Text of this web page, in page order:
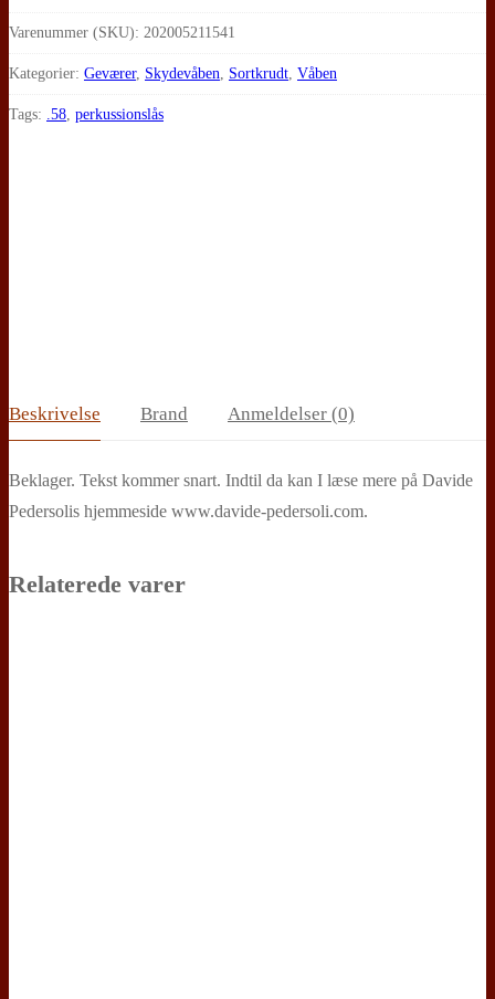
Springfield
Model
US
Varenummer (SKU): 202005211541
Kategorier: Geværer, Skydevåben, Sortkrudt, Våben
Tags: .58, perkussionslås
Beskrivelse Brand Anmeldelser (0)
Beklager. Tekst kommer snart. Indtil da kan I læse mere på Davide
Pedersolis hjemmeside www.davide-pedersoli.com.
Relaterede varer